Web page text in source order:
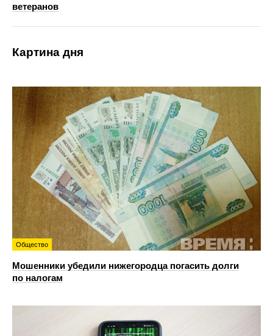
ветеранов
Картина дня
Общество
Мошенники убедили нижегородца погасить долги
по налогам